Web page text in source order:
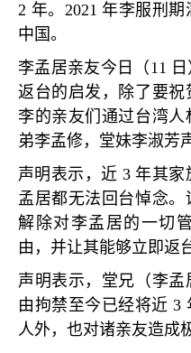
2 年。 2021年李服刑期
中国。
李孟居亲友今日（ 11
返台的启发，除了要祝
李的亲友们通过台湾
弟李孟修，堂妹李淑芳
声明表示，近 3年其家
孟居都无法回台悼念
解除对李孟居的一切
由，并让其能够立即返
声明表示，堂兄（李
由拘禁至今已经将近 3
人外，也对诸亲友造成